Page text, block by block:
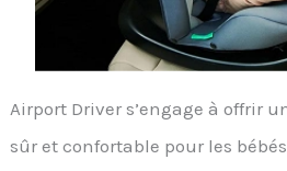
Airport Driver s’engage à offrir
sûr et confortable pour les